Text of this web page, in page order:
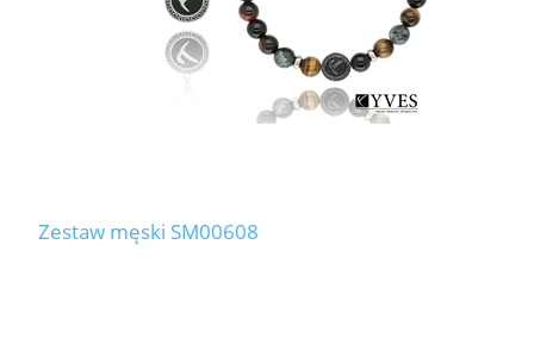
Zestaw męski SM00608